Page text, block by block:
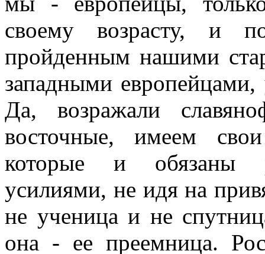
своему возрасту, и
пройденным нашими
западными
Да, возражали
восточные, имеем
которые и обязаны
усилиями, не идя на
не ученица и не
она - ее преемница.